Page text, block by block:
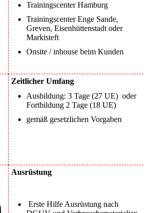
Trainingscenter Hamburg
Trainingscenter Enge Sande,
Greven, Eisenhüttenstadt oder
Marktsteft
Onsite / inhouse beim Kunden
Zeitlicher Umfang
Ausbildung: 3 Tage (27 UE) oder
Fortbildung 2 Tage (18 UE)
gemäß gesetzlichen Vorgaben
Ausrüstung
Erste Hilfe Ausrüstung nach